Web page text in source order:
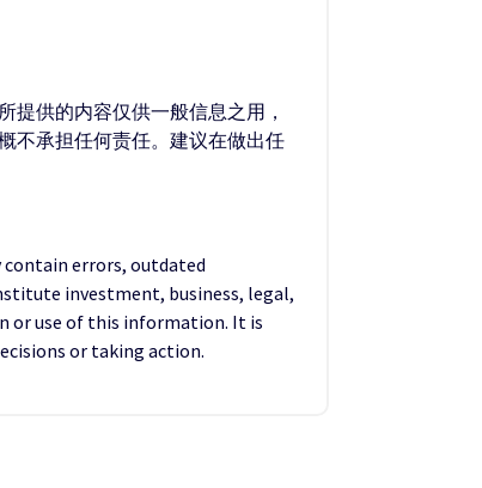
提供的内容仅供一般信息之用，
不承担任何责任。建议在做出任
contain errors, outdated
investment, business, legal,
or use of this information. It is
or taking action.